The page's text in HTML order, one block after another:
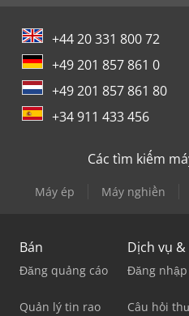
+44 20 331 800 72
+49 201 857 861 0
+49 201 857 861 80
+34 911 433 456
Các tìm kiếm
Máy ép Máy nghiền
Bán
Đăng quảng cáo
Quản lý tin rao
Dịch vụ
Đăng nhập
Câu hỏi